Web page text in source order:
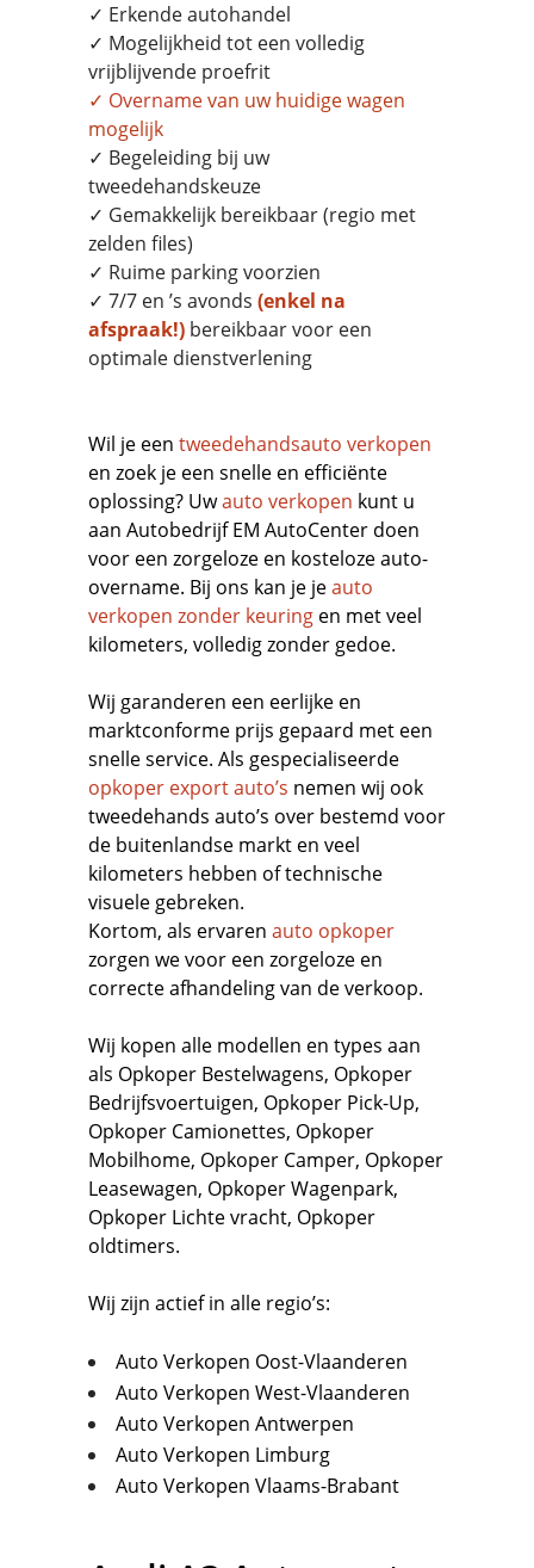
✓ Erkende autohandel
✓ Mogelijkheid tot een volledig
vrijblijvende proefrit
✓ Overnamevan uw huidige wagen
mogelijk
✓ Begeleiding bij uw
tweedehandskeuze
✓ Gemakkelijk bereikbaar (regio met
zelden files)
✓ Ruime parking voorzien
✓ 7/7 en ’s avonds (enkel na
afspraak!) bereikbaar voor een
optimale dienstverlening
Wil je een tweedehandsauto verkopen
en zoek je een snelle en efficiënte
oplossing? Uwauto verkopen kunt u
aan Autobedrijf EM AutoCenter doen
voor een zorgeloze en kosteloze auto-
overname. Bij ons kan je jeauto
verkopen zonder keuring en met veel
kilometers, volledig zonder gedoe.
Wij garanderen een eerlijke en
marktconforme prijs gepaard met een
snelle service. Als gespecialiseerde
opkoper export auto’s nemen wij ook
tweedehands auto’s over bestemd voor
de buitenlandse markt en veel
kilometers hebben of technische
visuele gebreken.
Kortom, als ervaren auto opkoper
zorgen we voor een zorgeloze en
correcte afhandeling van de verkoop.
Wij kopen alle modellen en types aan
als Opkoper Bestelwagens, Opkoper
Bedrijfsvoertuigen, Opkoper Pick-Up,
Opkoper Camionettes, Opkoper
Mobilhome, Opkoper Camper, Opkoper
Leasewagen, Opkoper Wagenpark,
Opkoper Lichte vracht, Opkoper
oldtimers.
Wij zijn actief in alle regio’s:
Auto Verkopen Oost-Vlaanderen
Auto Verkopen West-Vlaanderen
Auto Verkopen Antwerpen
Auto Verkopen Limburg
Auto Verkopen Vlaams-Brabant